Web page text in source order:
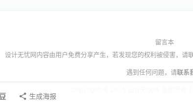
生成海报
留言本
设计无忧网内容由用户免费分享产生，若发现您的权利被侵害，请
遇到任何问题，请联系